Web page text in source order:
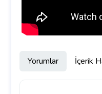
Yorumlar İçerik